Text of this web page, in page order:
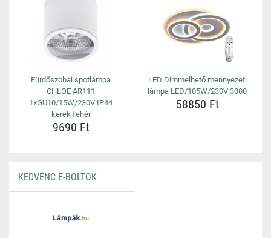
Fürdőszobai spotlámpa
CHLOE AR111
1xGU10/15W/230V IP44
kerek fehér
9690 Ft
LED Dimmelhető mennyezeti
lámpa LED/105W/230V 3000
58850 Ft
KEDVENC E-BOLTOK